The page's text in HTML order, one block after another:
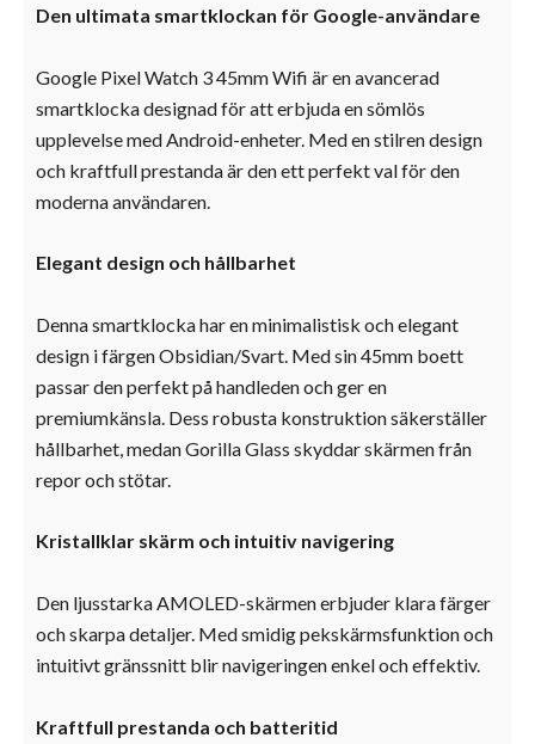
Den ultimata smartklockan för Google-användare
Google Pixel Watch 3 45mm Wifi är en avancerad
smartklocka designad för att erbjuda en sömlös
upplevelse med Android-enheter. Med en stilren design
och kraftfull prestanda är den ett perfekt val för den
moderna användaren.
Elegant design och hållbarhet
Denna smartklocka har en minimalistisk och elegant
design i färgen Obsidian/Svart. Med sin 45mm boett
passar den perfekt på handleden och ger en
premiumkänsla. Dess robusta konstruktion säkerställer
hållbarhet, medan Gorilla Glass skyddar skärmen från
repor och stötar.
Kristallklar skärm och intuitiv navigering
Den ljusstarka AMOLED-skärmen erbjuder klara färger
och skarpa detaljer. Med smidig pekskärmsfunktion och
intuitivt gränssnitt blir navigeringen enkel och effektiv.
Kraftfull prestanda och batteritid